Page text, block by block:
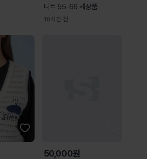
니트 55-66 새상품
18시간 전
50,000원